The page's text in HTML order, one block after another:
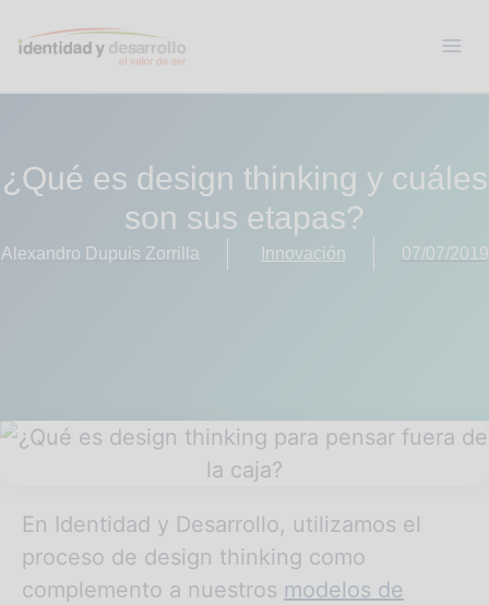
¿Qué es design thinking y cuáles
son sus etapas?
Alexandro Dupuis Zorrilla Innovación 07/07/2019
En Identidad y Desarrollo, utilizamos el
proceso de design thinking como
complemento a nuestros modelos de